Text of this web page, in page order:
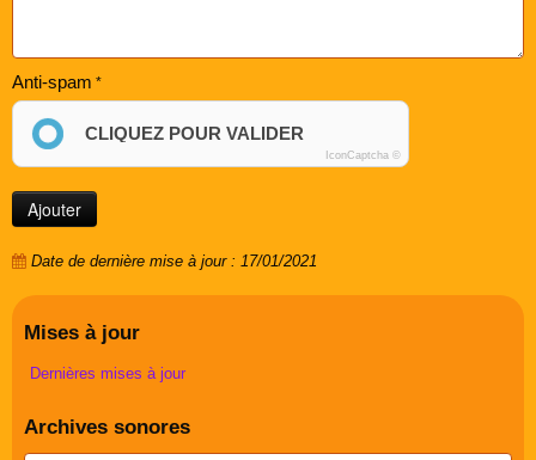
Anti-spam
CLIQUEZ POUR VALIDER
IconCaptcha ©
Date de dernière mise à jour : 17/01/2021
Mises à jour
Dernières mises à jour
Archives sonores